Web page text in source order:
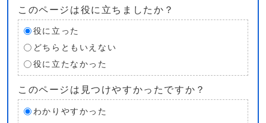
このページは役に立ちましたか？
役に立った
どちらともいえない
役に立たなかった
このページは見つけやすかったですか？
わかりやすかった